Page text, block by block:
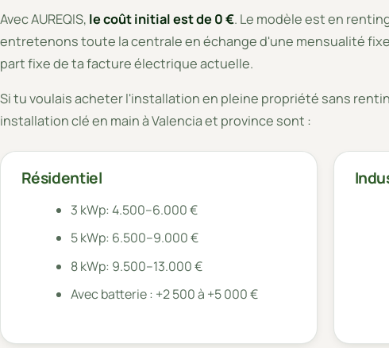
Avec AUREQIS, le coût initial est de 0 €. Le modèle est en
entretenons toute la centrale en échange d'une mensualité
part fixe de ta facture électrique actuelle.
Si tu voulais acheter l'installation en pleine propriété sans
installation clé en main à Valencia et province sont :
Résidentiel
3 kWp: 4.500–6.000 €
5 kWp: 6.500–9.000 €
8 kWp: 9.500–13.000 €
Avec batterie : +2 500 à +5 000 €